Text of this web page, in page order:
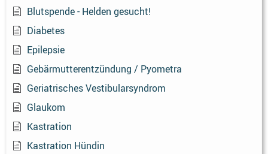
Blutspende - Helden gesucht!
Diabetes
Epilepsie
Gebärmutterentzündung / Pyometra
Geriatrisches Vestibularsyndrom
Glaukom
Kastration
Kastration Hündin